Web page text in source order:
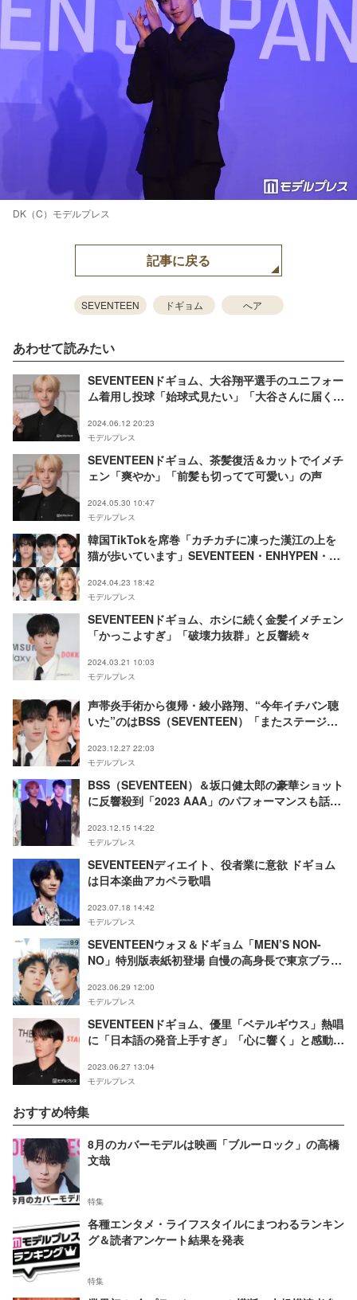
DK（C）モデルプレス
記事に戻る
SEVENTEEN ドギョム へア
あわせて読みたい
SEVENTEENドギョム、大谷翔平選手のユニフォー
ム着用し投球「始球式見たい」「大谷さんに届くと
2024.06.12 20:23
モデルプレス
SEVENTEENドギョム、茶髪復活＆カットでイメチ
ェン「爽やか」「前髪も切ってて可愛い」の声
2024.05.30 10:47
モデルプレス
韓国TikTokを席巻「カチカチに凍った漢江の上を
猫が歩いています」SEVENTEEN・ENHYPEN・
2024.04.23 18:42
モデルプレス
SEVENTEENドギョム、ホシに続く金髪イメチェン
「かっこよすぎ」「破壊力抜群」と反響続々
2024.03.21 10:03
モデルプレス
声帯炎手術から復帰・綾小路翔、“今年イチバン聴
いた”のはBSS（SEVENTEEN）「またステージに
歌 2023＞
2023.12.27 22:03
モデルプレス
BSS（SEVENTEEN）＆坂口健太郎の豪華ショット
に反響殺到「2023 AAA」のパフォーマンスも話題
2023.12.15 14:22
モデルプレス
SEVENTEENディエイト、役者業に意欲 ドギョム
は日本楽曲アカペラ歌唱
2023.07.18 14:42
モデルプレス
SEVENTEENウォヌ＆ドギョム「MEN’S NON-
NO」特別版表紙初登場 自慢の高身長で東京ブラン
2023.06.29 12:00
モデルプレス
SEVENTEENドギョム、優里「ベテルギウス」熱唱
に「日本語の発音上手すぎ」「心に響く」と感動の
2023.06.27 13:04
モデルプレス
おすすめ特集
8月のカバーモデルは映画「ブルーロック」の高橋
文哉
特集
各種エンタメ・ライフスタイルにまつわるランキン
グ＆読者アンケート結果を発表
特集